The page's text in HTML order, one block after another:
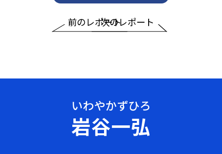
前のレポート次のレポート
岩谷一弘